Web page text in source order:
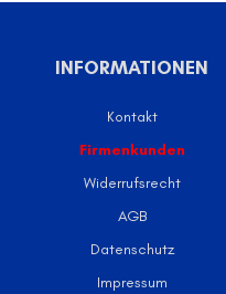
INFORMATIONEN
Kontakt
Firmenkunden
Widerrufsrecht
AGB
Datenschutz
Impressum